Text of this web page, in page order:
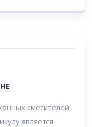
смесителей
является